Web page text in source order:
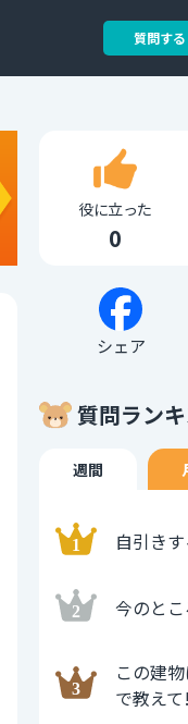
質問する
役に立った
0
シェア
質問ラン
週間
自引き
今のと
この建
で教えて!